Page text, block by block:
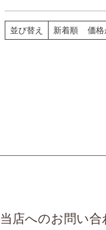
て追いダレするとハマる
箸が止まらない！
並び替え 新着順 価格
当店へのお問い